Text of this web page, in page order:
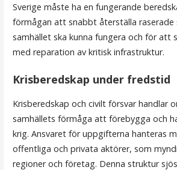
Sverige måste ha en fungerande
förmågan att snabbt återställa
samhället ska kunna fungera och för att
med reparation av kritisk infrastruktur.
Krisberedskap under fredstid
Krisberedskap och civilt försvar handlar
samhällets förmåga att förebygga och
krig. Ansvaret för uppgifterna hanteras
offentliga och privata aktörer, som
regioner och företag. Denna struktur